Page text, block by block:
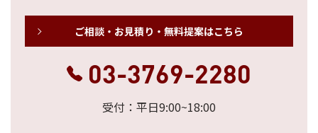
ご相談・お見積り・無料提案はこちら
03-3769-2280
受付：平日9:00~18:00